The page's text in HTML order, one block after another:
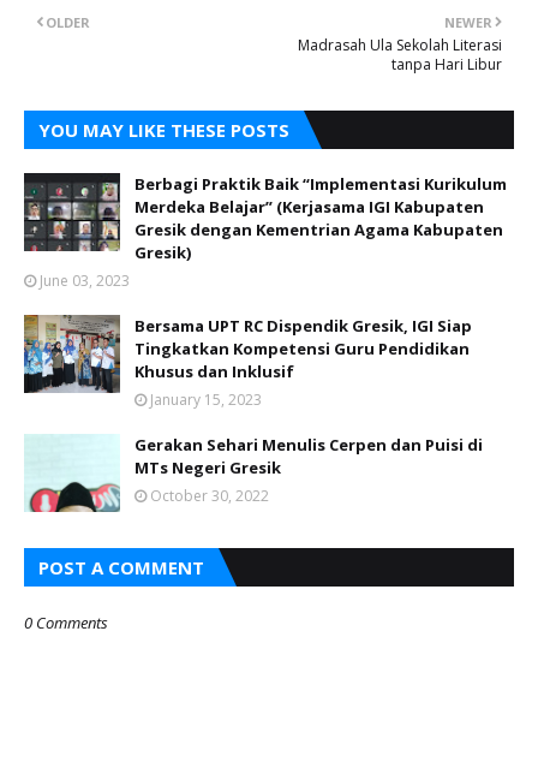
NEWER
Madrasah Ula Sekolah Literasi
tanpa Hari Libur
OLDER
YOU MAY LIKE THESE POSTS
Berbagi Praktik Baik “Implementasi Kurikulum
Merdeka Belajar” (Kerjasama IGI Kabupaten
Gresik dengan Kementrian Agama Kabupaten
Gresik)
June 03, 2023
Bersama UPT RC Dispendik Gresik, IGI Siap
Tingkatkan Kompetensi Guru Pendidikan
Khusus dan Inklusif
January 15, 2023
Gerakan Sehari Menulis Cerpen dan Puisi di
MTs Negeri Gresik
October 30, 2022
POST A COMMENT
0 Comments